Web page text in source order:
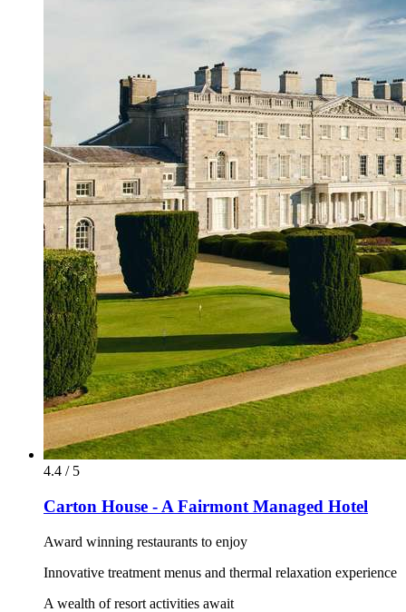
4.4 / 5
Carton House - A Fairmont Managed Hotel
Award winning restaurants to enjoy
Innovative treatment menus and thermal relaxation experience
A wealth of resort activities await